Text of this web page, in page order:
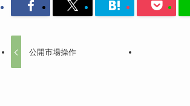
公開市場操作